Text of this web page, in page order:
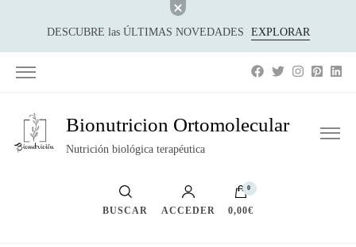
DESCUBRE las ÚLTIMAS NOVEDADES EXPLORAR
Bionutricion Ortomolecular
Nutrición biológica terapéutica
BUSCAR ACCEDER
0
0,00€